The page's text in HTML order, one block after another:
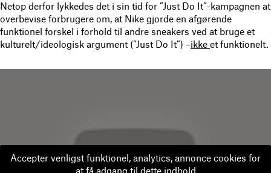
Netop derfor lykkedes det i sin tid for ”Just Do It”-kampagnen at
overbevise forbrugere om, at Nike gjorde en afgørende
funktionel forskel i forhold til andre sneakers ved at bruge et
kulturelt/ideologisk argument (”Just Do It”) –ikke et funktionelt.
Accepter venligst funktionel, analytics, annonce cookies for
at få adgang til dette indhold